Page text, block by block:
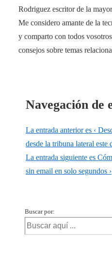
Rodriguez escritor de la
Me considero amante de la
y comparto con todos
consejos sobre temas
Navegación de
La entrada anterior es ‹
desde la tribuna lateral este
La entrada siguiente es
sin email en solo segundos ›
Buscar por: